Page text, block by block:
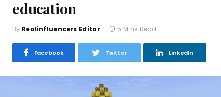
education
By Realinfluencers Editor 5 Mins Read
Facebook Twitter LinkedIn